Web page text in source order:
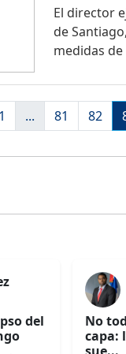
El director
de
medidas
1 ... 81 82
del
No
capa: